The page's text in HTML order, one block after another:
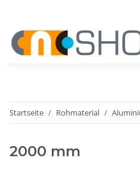
Startseite Rohmaterial
2000 mm